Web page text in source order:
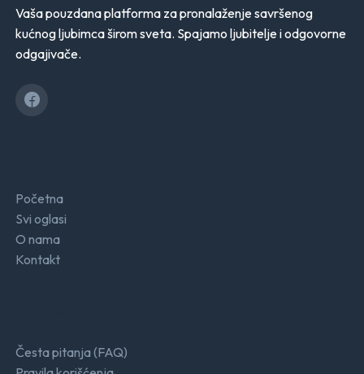
Vaša pouzdana platforma za pronalaženje savršenog
kućnog ljubimca širom sveta. Spajamo ljubitelje i odgovorne
odgajivače.
Početna
Svi oglasi
O nama
Kontakt
Česta pitanja (FAQ)